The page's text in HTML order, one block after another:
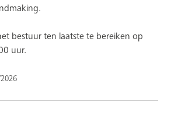
bestuur ten laatste te bereiken op
uur.